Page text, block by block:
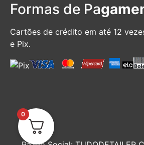
Formas de Pa
Cartões de crédito em até 12
e Pix.
0